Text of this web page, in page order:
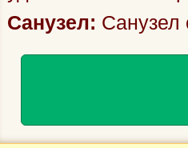
Санузел: